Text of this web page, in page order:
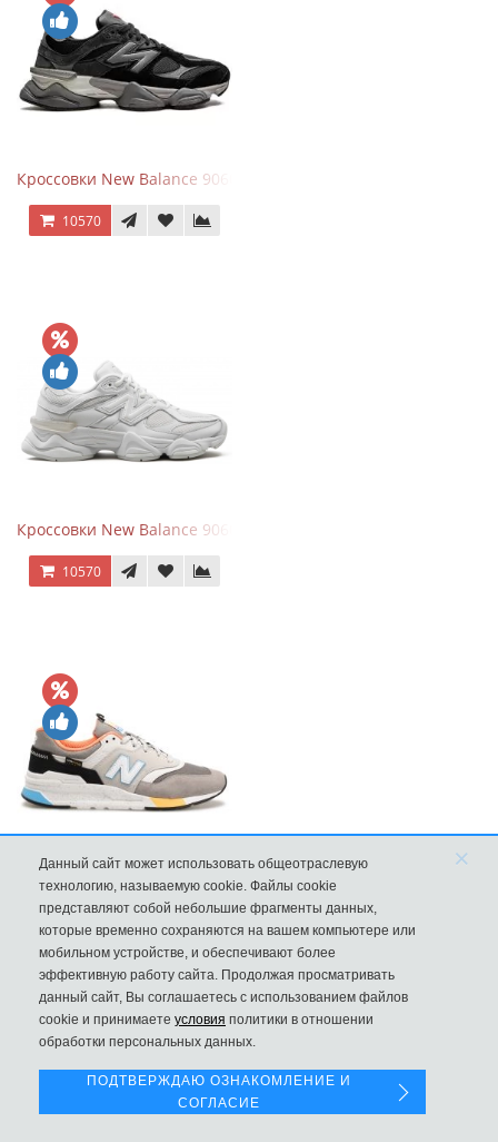
Кроссовки New Balance 9060 Black Castlerock
10570
Кроссовки New Balance 9060 Triple White
10570
New Balance 997H Cordura Marblehead с желтой и голубой
Данный сайт может использовать общеотраслевую
технологию, называемую cookie. Файлы cookie
представляют собой небольшие фрагменты данных,
которые временно сохраняются на вашем компьютере или
мобильном устройстве, и обеспечивают более
эффективную работу сайта. Продолжая просматривать
данный сайт, Вы соглашаетесь с использованием файлов
cookie и принимаете условия политики в отношении
обработки персональных данных.
×
ПОДТВЕРЖДАЮ ОЗНАКОМЛЕНИЕ И
СОГЛАСИЕ